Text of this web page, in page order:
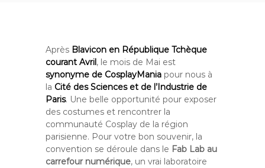
l
i
n
e
r
e
Après Blavicon en République Tchèque
courant Avril, le mois de Mai est
synonyme de CosplayMania pour nous à
la Cité des Sciences et de l’Industrie de
Paris. Une belle opportunité pour exposer
des costumes et rencontrer la
communauté Cosplay de la région
parisienne. Pour votre bon souvenir, la
convention se déroule dans le Fab Lab au
carrefour numérique, un vrai laboratoire